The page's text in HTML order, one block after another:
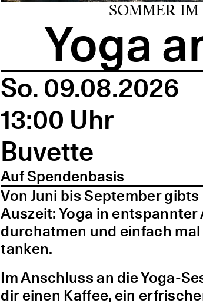
SOMMER
Yoga
So. 09.08.2026
13:00 Uhr
Buvette
Auf Spendenbasis
Von Juni bis September
Auszeit: Yoga in
durchatmen und einfach
tanken.
Im Anschluss an die Yoga-
dir einen Kaffee, ein